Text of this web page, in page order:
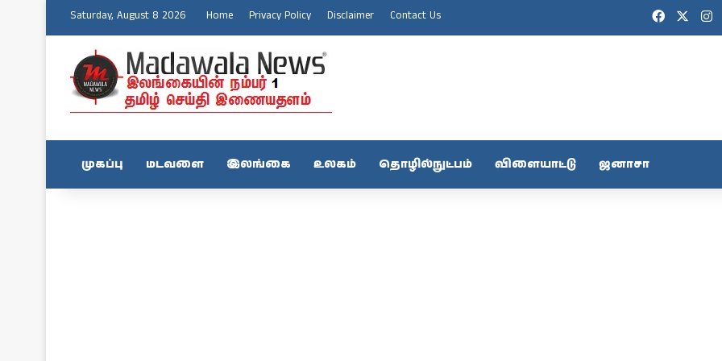
Saturday, August 8 2026 Home Privacy Policy Disclaimer Contact Us Facebook
முகப்பு மடவளை இலங்கை உலகம் தொழில்நுட்பம் விளையாட்டு ஜனாசா